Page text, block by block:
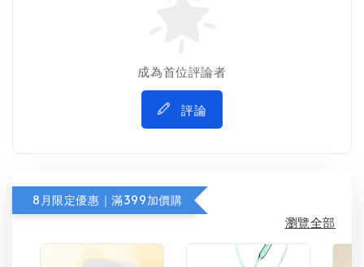
成為首位評論者
評論
8月限定優惠｜滿399加價購
瀏覽全部